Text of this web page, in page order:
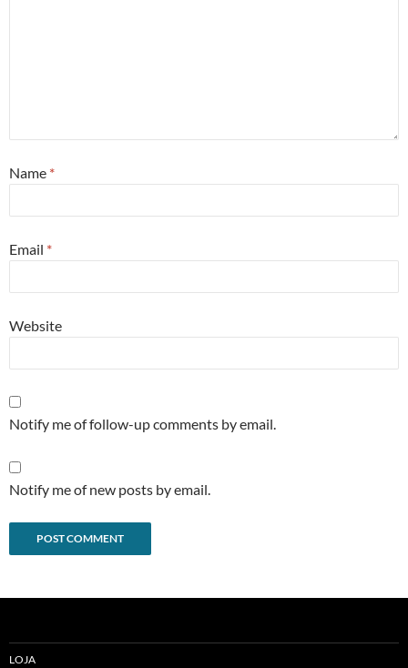
Name *
Email *
Website
Notify me of follow-up comments by email.
Notify me of new posts by email.
LOJA